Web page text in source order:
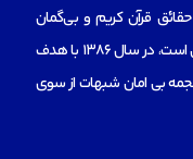
قرآن کریم و بی‌گمان
معارف اعتقادی سرلوحه آموزه‌های ائمه معصومان است، در سال 1386 با هدف
بی امان شبهات از سوی